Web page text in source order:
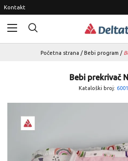
Kontakt
Početna strana / Bebi program /
Bebi prekrivač
Kataloški broj: